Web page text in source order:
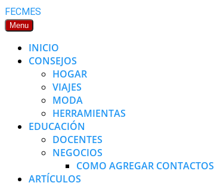
Skip
to
FECMES
Menu
INICIO
CONSEJOS
HOGAR
VIAJES
MODA
HERRAMIENTAS
EDUCACIÓN
DOCENTES
NEGOCIOS
COMO AGREGAR CONTACTOS
ARTÍCULOS